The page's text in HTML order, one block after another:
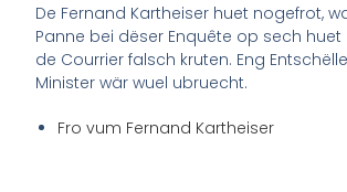
De Fernand Kartheiser huet nogefrot,
Panne bei dëser Enquête op sech huet
de Courrier falsch kruten. Eng
Minister wär wuel ubruecht.
Fro vum Fernand Kartheiser